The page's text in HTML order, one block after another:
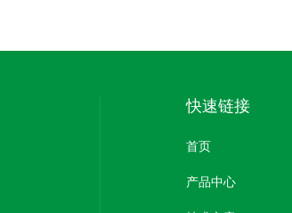
快速链接
首页
产品中心